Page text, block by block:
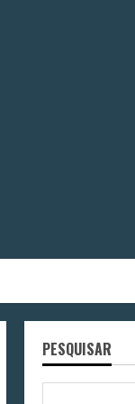
PESQUISAR